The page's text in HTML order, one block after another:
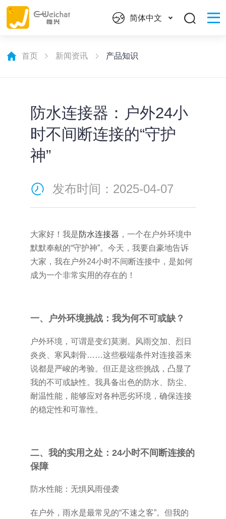
简体中文
首页 新闻资讯 产品知识
防水连接器：户外24小
时不间断连接的“守护
神”
发布时间：2025-04-07
大家好！我是防水连接器 ，一个在户外环境中
默默奉献的“守护神”。今天，我要自豪地告诉
大家，我在户外24小时不间断连接中，是如何
成为一个非常实用的存在的！
一、户外环境挑战：我为何不可或缺？
户外环境，可谓是变幻莫测。风雨交加、烈日
炎炎、寒风刺骨……这些极端条件对连接器来
说都是严峻的考验。但正是这些挑战，凸显了
我的不可或缺性。我具备出色的防水、防尘、
耐温性能，能够应对各种恶劣环境，确保连接
的稳定性和可靠性。
二、我的实用之处：24小时不间断连接的
保障
防水性能：无惧风雨侵袭
在户外，雨水是最常见的“不速之客”。但我的